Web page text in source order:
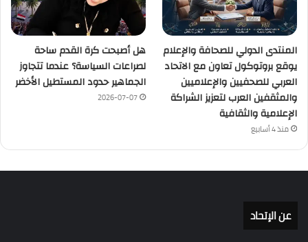
المنتدى الدولي للصحافة والإعلام
يوقع بروتوكول تعاون مع الاتحاد
العربي للصحفيين والإعلاميين
والمثقفين العرب لتعزيز الشراكة
الإعلامية والثقافية
منذ 4 أسابيع
هل أصبحت كرة القدم ساحة
لصراعات السياسة؟ عندما تتجاوز
الجماهير حدود المستطيل الأخضر
2026-07-07
عن الإتحاد